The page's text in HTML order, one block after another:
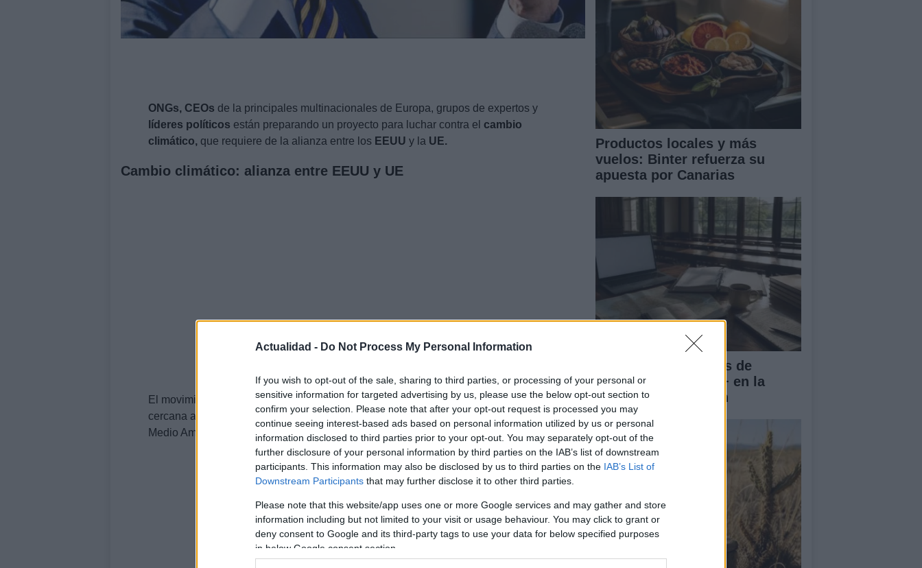
Actualidad - Do Not Process My Personal Information
If you wish to opt-out of the sale, sharing to third parties, or processing of your personal or
sensitive information for targeted advertising by us, please use the below opt-out section to
confirm your selection. Please note that after your opt-out request is processed you may
continue seeing interest-based ads based on personal information utilized by us or personal
information disclosed to third parties prior to your opt-out. You may separately opt-out of the
further disclosure of your personal information by third parties on the IAB’s list of downstream
participants. This information may also be disclosed by us to third parties on the IAB’s List of
Downstream Participants that may further disclose it to other third parties.
Please note that this website/app uses one or more Google services and may gather and store
information including but not limited to your visit or usage behaviour. You may click to grant or
deny consent to Google and its third-party tags to use your data for below specified purposes
in below Google consent section.
ONGs, CEOs de la principales multinacionales de Europa, grupos de expertos y
líderes políticos están preparando un proyecto para luchar contra el cambio
climático, que requiere de la alianza entre los EEUU y la UE.
Cambio climático: alianza entre EEUU y UE
El movimiento lo lidera eurodiputado liberal francés;Pascal Canfin. Una persona
cercana al presidente Emmanuel Macron, y que se encarga de presidir la comisión de
Medio Ambiente, Salud Pública y Seguridad Alimentaria en Estrasburgo.
Productos locales y más
vuelos: Binter refuerza su
apuesta por Canarias
Jornadas Nacionales de
Movilidad Erasmus+ en la
Universidad de Jaén